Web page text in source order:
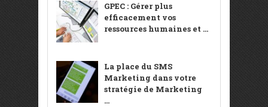
GPEC : Gérer plus
efficacement vos
ressources humaines et ...
La place du SMS
Marketing dans votre
stratégie de Marketing
...